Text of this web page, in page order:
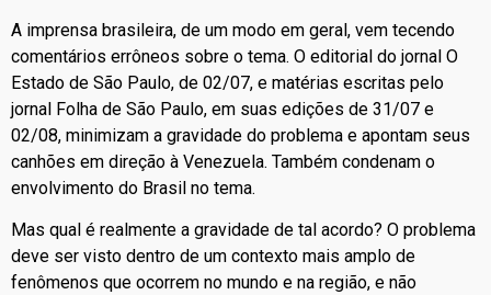
A imprensa brasileira, de um modo em geral, vem tecendo
comentários errôneos sobre o tema. O editorial do jornal O
Estado de São Paulo, de 02/07, e matérias escritas pelo
jornal Folha de São Paulo, em suas edições de 31/07 e
02/08, minimizam a gravidade do problema e apontam seus
canhões em direção à Venezuela. Também condenam o
envolvimento do Brasil no tema.
Mas qual é realmente a gravidade de tal acordo? O problema
deve ser visto dentro de um contexto mais amplo de
fenômenos que ocorrem no mundo e na região, e não